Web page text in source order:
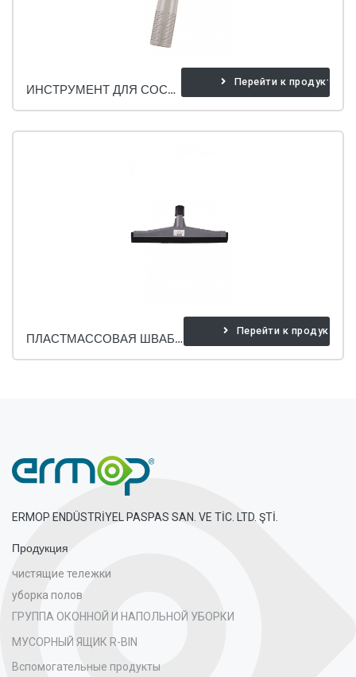
ИНСТРУМЕНТ ДЛЯ СОСКАБЛИВАНИЯ ПОЛА. Перейти к продукту
ПЛАСТМАССОВАЯ ШВАБРА ДЛЯ СГОНА ВОДЫ. Перейти к продукту
ERMOP ENDÜSTRİYEL PASPAS SAN. VE TİC. LTD. ŞTİ.
Продукция
чистящие тележки
уборка полов
ГРУППА ОКОННОЙ И НАПОЛЬНОЙ УБОРКИ
МУСОРНЫЙ ЯЩИК R-BIN
Вспомогательные продукты